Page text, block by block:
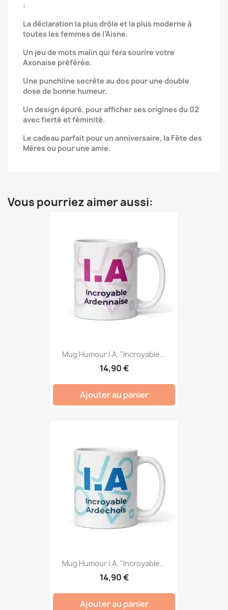
:
La déclaration la plus drôle et la plus moderne à
toutes les femmes de l'Aisne.
Un jeu de mots malin qui fera sourire votre
Axonaise préférée.
Une punchline secrète au dos pour une double
dose de bonne humeur.
Un design épuré, pour afficher ses origines du 02
avec fierté et féminité.
Le cadeau parfait pour un anniversaire, la Fête des
Mères ou pour une amie.
Vous pourriez aimer aussi:
Mug Humour I.A. "Incroyable...
14,90 €
Ajouter au panier
Mug Humour I.A. "Incroyable...
14,90 €
Ajouter au panier